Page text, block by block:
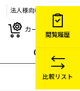
法人様向け
カート
閲覧履歴
比較リスト